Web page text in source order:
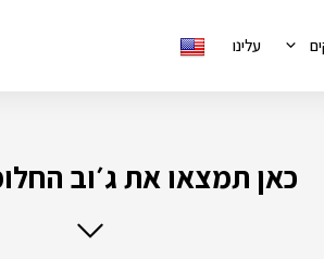
עלינו
כאן תמצאו את ג׳וב